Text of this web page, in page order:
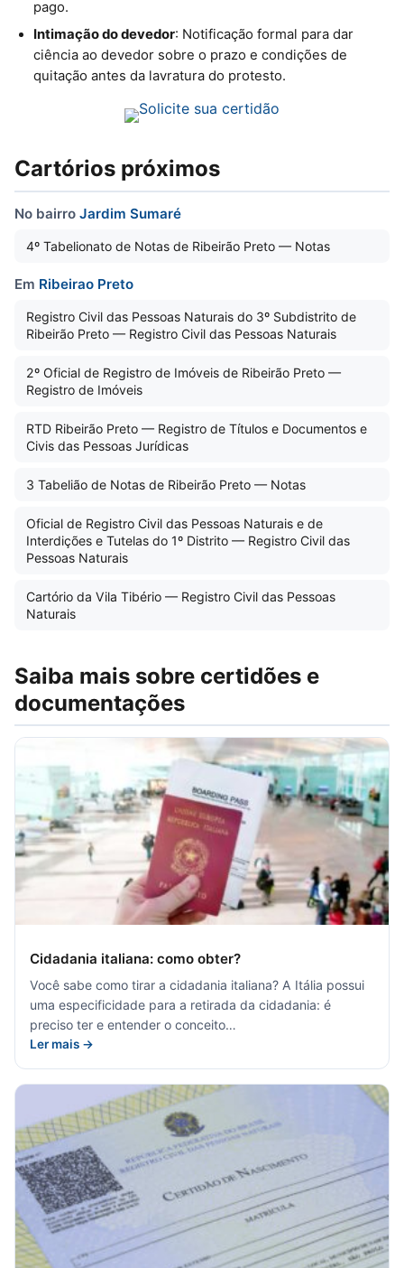
pago.
Intimação do devedor: Notificação formal para dar
ciência ao devedor sobre o prazo e condições de
quitação antes da lavratura do protesto.
Cartórios próximos
No bairro Jardim Sumaré
4º Tabelionato de Notas de Ribeirão Preto — Notas
Em Ribeirao Preto
Registro Civil das Pessoas Naturais do 3º Subdistrito de
Ribeirão Preto — Registro Civil das Pessoas Naturais
2º Oficial de Registro de Imóveis de Ribeirão Preto —
Registro de Imóveis
RTD Ribeirão Preto — Registro de Títulos e Documentos e
Civis das Pessoas Jurídicas
3 Tabelião de Notas de Ribeirão Preto — Notas
Oficial de Registro Civil das Pessoas Naturais e de
Interdições e Tutelas do 1º Distrito — Registro Civil das
Pessoas Naturais
Cartório da Vila Tibério — Registro Civil das Pessoas
Naturais
Saiba mais sobre certidões e
documentações
Cidadania italiana: como obter?
Você sabe como tirar a cidadania italiana? A Itália possui
uma especificidade para a retirada da cidadania: é
preciso ter e entender o conceito…
Ler mais →